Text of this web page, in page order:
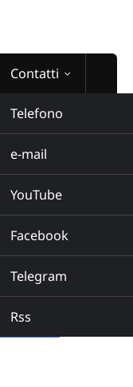
Contatti
Telefono
e-mail
YouTube
Facebook
Telegram
Rss